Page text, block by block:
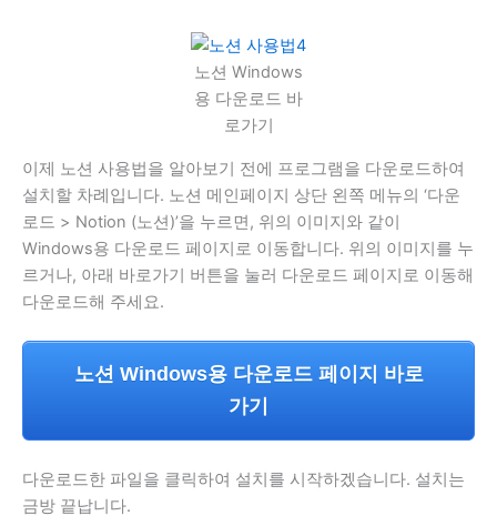
노션 Windows
용 다운로드 바
로가기
이제 노션 사용법을 알아보기 전에 프로그램을 다운로드하여
설치할 차례입니다. 노션 메인페이지 상단 왼쪽 메뉴의 ‘다운
로드 > Notion (노션)’을 누르면, 위의 이미지와 같이
Windows용 다운로드 페이지로 이동합니다. 위의 이미지를 누
르거나, 아래 바로가기 버튼을 눌러 다운로드 페이지로 이동해
다운로드해 주세요.
노션 Windows용 다운로드 페이지 바로
가기
다운로드한 파일을 클릭하여 설치를 시작하겠습니다. 설치는
금방 끝납니다.